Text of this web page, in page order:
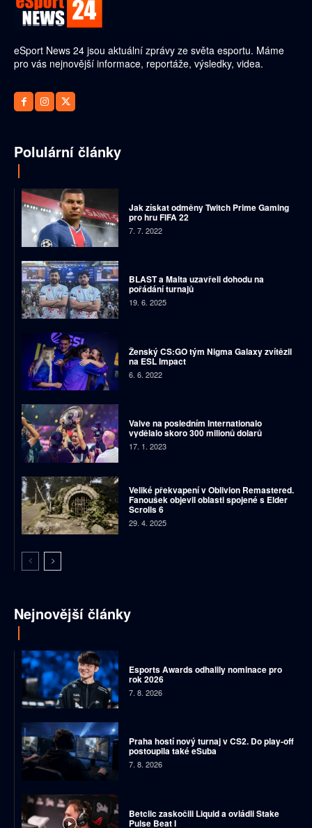
eSport News 24 jsou aktuální zprávy ze světa esportu. Máme
pro vás nejnovější informace, reportáže, výsledky, videa.
Polulární články
Jak získat odměny Twitch Prime Gaming
pro hru FIFA 22
7. 7. 2022
BLAST a Malta uzavřeli dohodu na
pořádání turnajů
19. 6. 2025
Ženský CS:GO tým Nigma Galaxy zvítězil
na ESL Impact
6. 6. 2022
Valve na posledním Internationalo
vydělalo skoro 300 milionů dolarů
17. 1. 2023
Veliké překvapení v Oblivion Remastered.
Fanoušek objevil oblasti spojené s Elder
Scrolls 6
29. 4. 2025
Nejnovější články
Esports Awards odhalily nominace pro
rok 2026
7. 8. 2026
Praha hostí nový turnaj v CS2. Do play-off
postoupila také eSuba
7. 8. 2026
Betclic zaskočili Liquid a ovládli Stake
Pulse Beat I